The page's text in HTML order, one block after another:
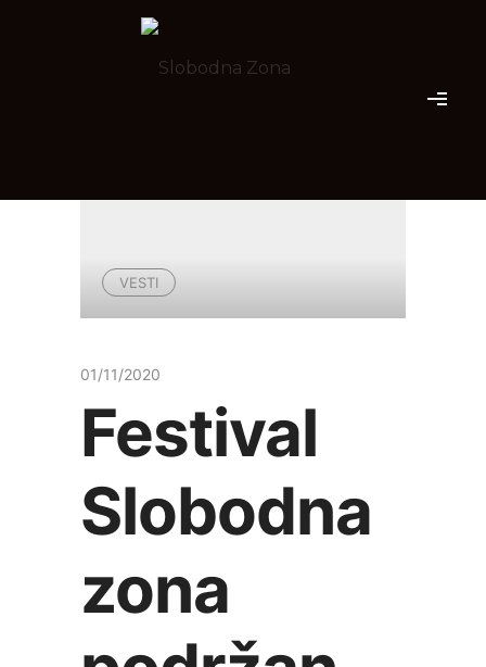
VESTI
01/11/2020
Festival
Slobodna
zona